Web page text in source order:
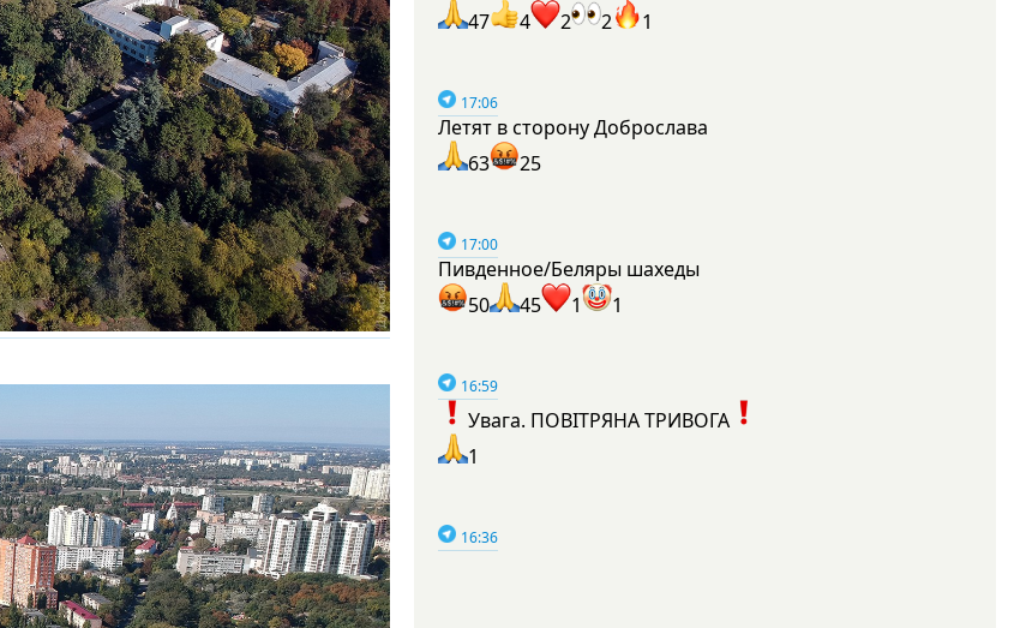
47
4 2 2 1
17:06
Летят в сторону Доброслава
63
25
17:00
Пивденное/Беляры шахеды
50
45 1 1
16:59
Увага. ПОВІТРЯНА ТРИВОГА
1
16:36